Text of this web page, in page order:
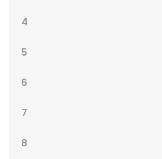
4
5
6
7
8